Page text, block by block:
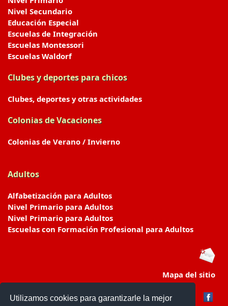
Utilizamos cookies para garantizarle la mejor
Nivel Secundario
Educación Especial
Escuelas de Integración
Escuelas Montessori
Escuelas Waldorf
Clubes y deportes para chicos
Clubes, deportes y otras actividades
Colonias de Vacaciones
Colonias de Verano / Invierno
Adultos
Alfabetización para Adultos
Nivel Primario para Adultos
Nivel Primario para Adultos
Escuelas con Formación Profesional para Adultos
Mapa del sitio